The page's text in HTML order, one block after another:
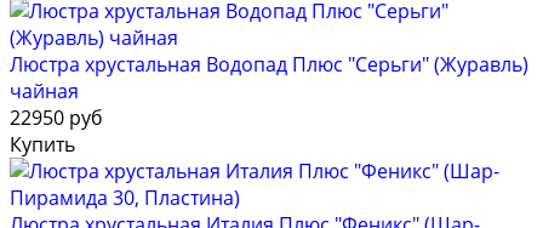
Люстра хрустальная Водопад Плюс "Серьги" (Журавль)
чайная
22950 руб
Купить